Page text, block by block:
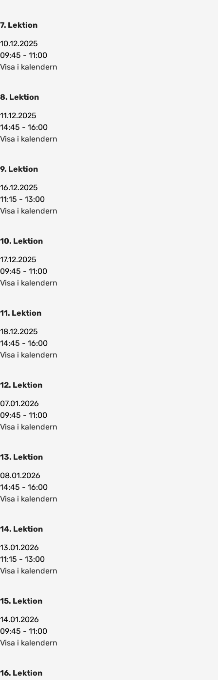
7. Lektion
10.12.2025
09:45 - 11:00
Visa i kalendern
8. Lektion
11.12.2025
14:45 - 16:00
Visa i kalendern
9. Lektion
16.12.2025
11:15 - 13:00
Visa i kalendern
10. Lektion
17.12.2025
09:45 - 11:00
Visa i kalendern
11. Lektion
18.12.2025
14:45 - 16:00
Visa i kalendern
12. Lektion
07.01.2026
09:45 - 11:00
Visa i kalendern
13. Lektion
08.01.2026
14:45 - 16:00
Visa i kalendern
14. Lektion
13.01.2026
11:15 - 13:00
Visa i kalendern
15. Lektion
14.01.2026
09:45 - 11:00
Visa i kalendern
16. Lektion